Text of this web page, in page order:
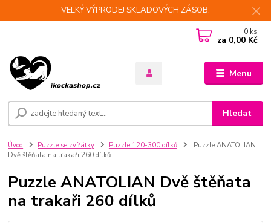
VELKÝ VÝPRODEJ SKLADOVÝCH ZÁSOB.
Menu
Hledat
0 ks
za 0,00 Kč
Úvod Puzzle se zvířátky Puzzle 120-300 dílků
Puzzle ANATOLIAN
Dvě štěňata na trakaři 260 dílků
Puzzle ANATOLIAN Dvě štěňata
na trakaři 260 dílků